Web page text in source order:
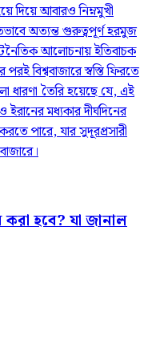
দিয়ে আবারও নিম্নমুখী
অত্যন্ত গুরুত্বপূর্ণ হরমুজ
আলোচনায় ইতিবাচক
বিশ্ববাজারে স্বস্তি ফিরতে
ধারণা তৈরি হয়েছে যে, এই
মধ্যকার দীর্ঘদিনের
পারে, যার সুদূরপ্রসারী
হবে? যা জানাল